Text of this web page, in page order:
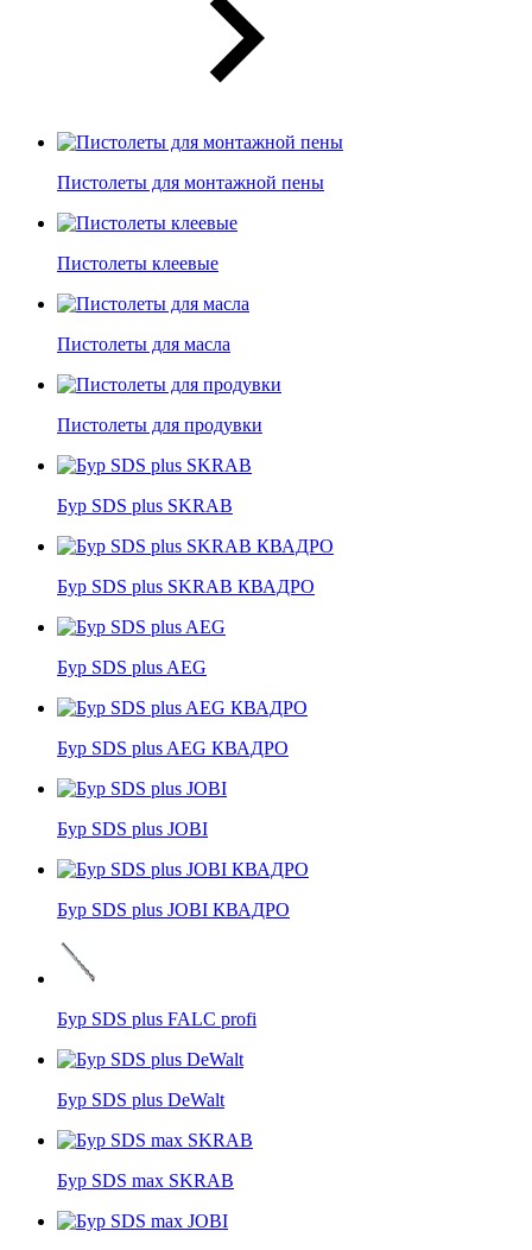
Пистолеты для монтажной пены
Пистолеты клеевые
Пистолеты для масла
Пистолеты для продувки
Бур SDS plus SKRAB
Бур SDS plus SKRAB КВАДРО
Бур SDS plus AEG
Бур SDS plus AEG КВАДРО
Бур SDS plus JOBI
Бур SDS plus JOBI КВАДРО
Бур SDS plus FALC profi
Бур SDS plus DeWalt
Бур SDS max SKRAB